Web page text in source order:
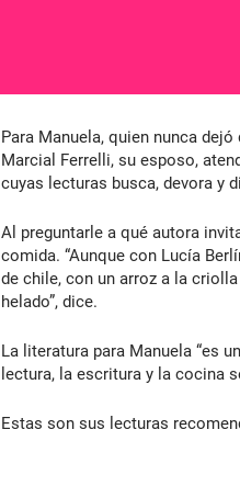
Para Manuela, quien nunca
Marcial Ferrelli, su esposo,
cuyas lecturas busca, devora y
Al preguntarle a qué autora
comida. “Aunque con Lucía
de chile, con un arroz a la
helado”, dice.
La literatura para Manuela “es
lectura, la escritura y la cocina
Estas son sus lecturas